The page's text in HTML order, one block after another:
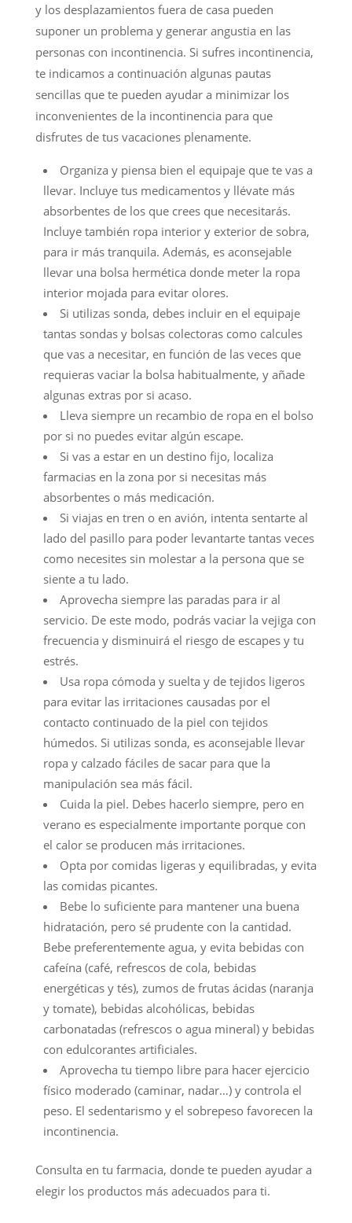
y los desplazamientos fuera de casa pueden
suponer un problema y generar angustia en las
personas con incontinencia. Si sufres incontinencia,
te indicamos a continuación algunas pautas
sencillas que te pueden ayudar a minimizar los
inconvenientes de la incontinencia para que
disfrutes de tus vacaciones plenamente.
Organiza y piensa bien el equipaje que te vas a
llevar. Incluye tus medicamentos y llévate más
absorbentes de los que crees que necesitarás.
Incluye también ropa interior y exterior de sobra,
para ir más tranquila. Además, es aconsejable
llevar una bolsa hermética donde meter la ropa
interior mojada para evitar olores.
Si utilizas sonda, debes incluir en el equipaje
tantas sondas y bolsas colectoras como calcules
que vas a necesitar, en función de las veces que
requieras vaciar la bolsa habitualmente, y añade
algunas extras por si acaso.
Lleva siempre un recambio de ropa en el bolso
por si no puedes evitar algún escape.
Si vas a estar en un destino fijo, localiza
farmacias en la zona por si necesitas más
absorbentes o más medicación.
Si viajas en tren o en avión, intenta sentarte al
lado del pasillo para poder levantarte tantas veces
como necesites sin molestar a la persona que se
siente a tu lado.
Aprovecha siempre las paradas para ir al
servicio. De este modo, podrás vaciar la vejiga con
frecuencia y disminuirá el riesgo de escapes y tu
estrés.
Usa ropa cómoda y suelta y de tejidos ligeros
para evitar las irritaciones causadas por el
contacto continuado de la piel con tejidos
húmedos. Si utilizas sonda, es aconsejable llevar
ropa y calzado fáciles de sacar para que la
manipulación sea más fácil.
Cuida la piel. Debes hacerlo siempre, pero en
verano es especialmente importante porque con
el calor se producen más irritaciones.
Opta por comidas ligeras y equilibradas, y evita
las comidas picantes.
Bebe lo suficiente para mantener una buena
hidratación, pero sé prudente con la cantidad.
Bebe preferentemente agua, y evita bebidas con
cafeína (café, refrescos de cola, bebidas
energéticas y tés), zumos de frutas ácidas (naranja
y tomate), bebidas alcohólicas, bebidas
carbonatadas (refrescos o agua mineral) y bebidas
con edulcorantes artificiales.
Aprovecha tu tiempo libre para hacer ejercicio
físico moderado (caminar, nadar…) y controla el
peso. El sedentarismo y el sobrepeso favorecen la
incontinencia.
Consulta en tu farmacia, donde te pueden ayudar a
elegir los productos más adecuados para ti.